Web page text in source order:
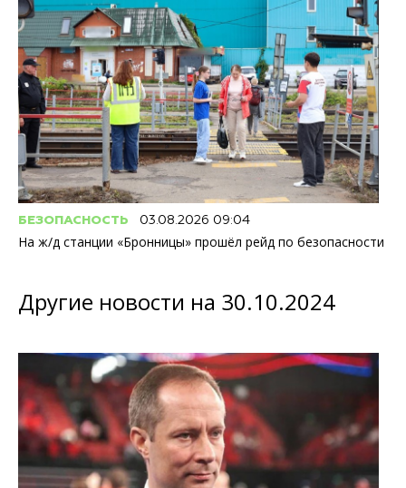
БЕЗОПАСНОСТЬ 03.08.2026 09:04
На ж/д станции «Бронницы» прошёл рейд по безопасности
Другие новости на 30.10.2024